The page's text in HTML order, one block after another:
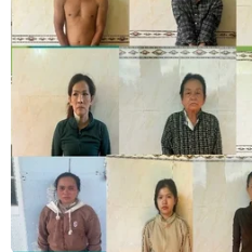
Nhận định Philippines vs
Thái Lan: Madam Pang
treo thưởng tiền tỷ, "Voi
chiến" quyết thắng
04/08/2026 09:19